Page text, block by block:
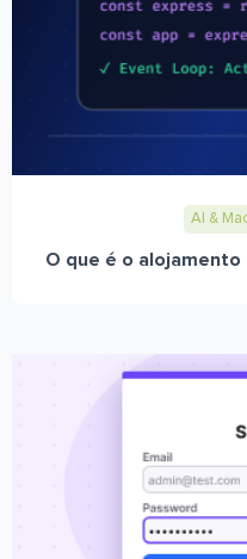
AI &
O que é o